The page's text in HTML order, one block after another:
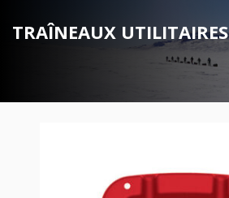
TRAÎNEAUX UTILITAIRES